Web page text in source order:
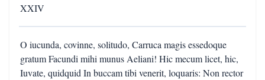
XXIV
O iucunda, covinne, solitudo, Carruca magis essedoque
gratum Facundi mihi munus Aeliani! Hic mecum licet, hic,
Iuvate, quidquid In buccam tibi venerit, loquaris: Non rector